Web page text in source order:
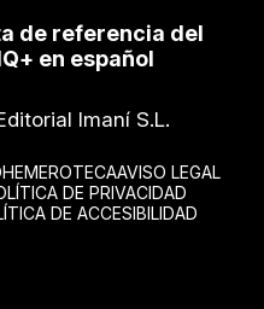
de referencia del
en español
Imaní S.L.
HEMEROTECAAVISO LEGAL
DE PRIVACIDAD
DE ACCESIBILIDAD